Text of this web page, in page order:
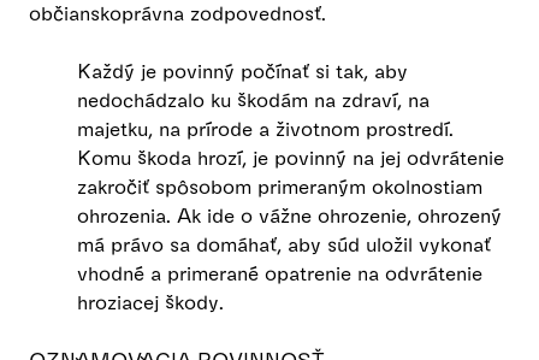
občianskoprávna zodpovednosť.
Každý je povinný počínať si tak, aby
nedochádzalo ku škodám na zdraví, na
majetku, na prírode a životnom prostredí.
Komu škoda hrozí, je povinný na jej odvrátenie
zakročiť spôsobom primeraným okolnostiam
ohrozenia. Ak ide o vážne ohrozenie, ohrozený
má právo sa domáhať, aby súd uložil vykonať
vhodné a primerané opatrenie na odvrátenie
hroziacej škody.